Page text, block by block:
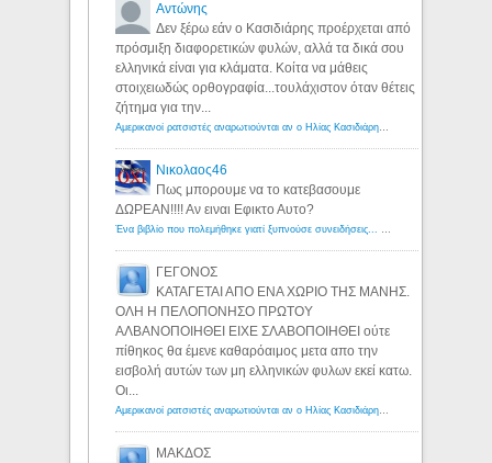
Αντώνης
Δεν ξέρω εάν ο Κασιδιάρης προέρχεται από
πρόσμιξη διαφορετικών φυλών, αλλά τα δικά σου
ελληνικά είναι για κλάματα. Κοίτα να μάθεις
στοιχειωδώς ορθογραφία...τουλάχιστον όταν θέτεις
ζήτημα για την...
Αμερικανοί ρατσιστές αναρωτιούνται αν ο Ηλίας Κασιδιάρης ανήκει στη λευκή φυλή... - Λόγιος Ερμής
Νικολαος46
Πως μπορουμε να το κατεβασουμε
ΔΩΡΕΑΝ!!!! Αν ειναι Εφικτο Αυτο?
Ένα βιβλίο που πολεμήθηκε γιατί ξυπνούσε συνειδήσεις... - Λόγιος Ερμής | Η γνώση ξεκινάει με την αναζήτηση...
ΓΕΓΟΝΟΣ
ΚΑΤΑΓΕΤΑΙ ΑΠΟ ΕΝΑ ΧΩΡΙΟ ΤΗΣ ΜΑΝΗΣ.
ΟΛΗ Η ΠΕΛΟΠΟΝΗΣΟ ΠΡΩΤΟΥ
ΑΛΒΑΝΟΠΟΙΗΘΕΙ ΕΙΧΕ ΣΛΑΒΟΠΟΙΗΘΕΙ ούτε
πίθηκος θα έμενε καθαρόαιμος μετα απο την
εισβολή αυτών των μη ελληνικών φυλων εκεί κατω.
Οι...
Αμερικανοί ρατσιστές αναρωτιούνται αν ο Ηλίας Κασιδιάρης ανήκει στη λευκή φυλή... - Λόγιος Ερμής
ΜΑΚΔΟΣ